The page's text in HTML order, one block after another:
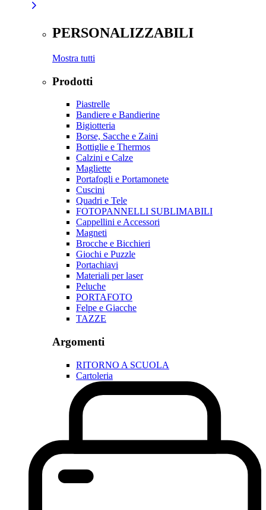
PERSONALIZZABILI
Mostra tutti
Prodotti
Piastrelle
Bandiere e Bandierine
Bigiotteria
Borse, Sacche e Zaini
Bottiglie e Thermos
Calzini e Calze
Magliette
Portafogli e Portamonete
Cuscini
Quadri e Tele
FOTOPANNELLI SUBLIMABILI
Cappellini e Accessori
Magneti
Brocche e Bicchieri
Giochi e Puzzle
Portachiavi
Materiali per laser
Peluche
PORTAFOTO
Felpe e Giacche
TAZZE
Argomenti
RITORNO A SCUOLA
Cartoleria